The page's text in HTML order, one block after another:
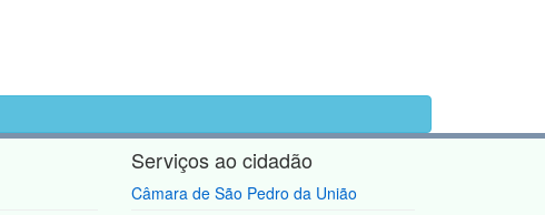
Serviços ao cidadão
Câmara de São Pedro da União